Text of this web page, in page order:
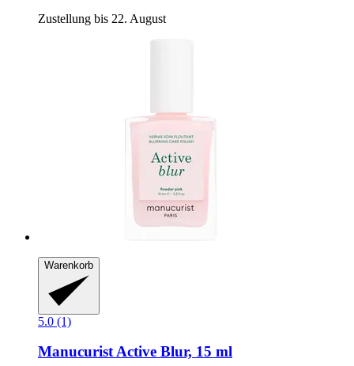
Zustellung bis 22. August
Warenkorb
5.0 (1)
ManucuristActive Blur, 15 ml